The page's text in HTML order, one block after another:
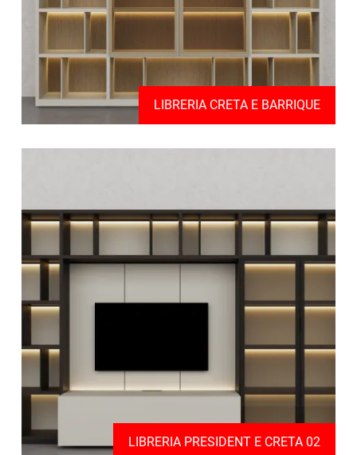
LIBRERIA CRETA E BARRIQUE
LIBRERIA PRESIDENT E CRETA 02